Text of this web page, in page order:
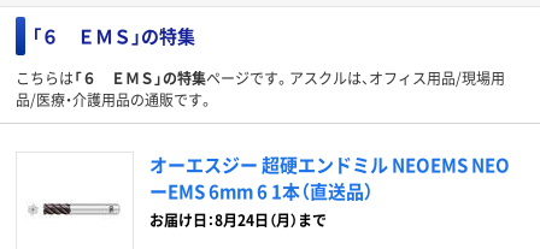
「６ ＥＭＳ」の特集
こちらは「６ ＥＭＳ」の特集ページです。アスクルは、オフィス用品/現場用
品/医療・介護用品の通販です。
オーエスジー 超硬エンドミル NEOEMS NEO
ーEMS 6mm 6 1本（直送品）
お届け日：8月24日（月）まで